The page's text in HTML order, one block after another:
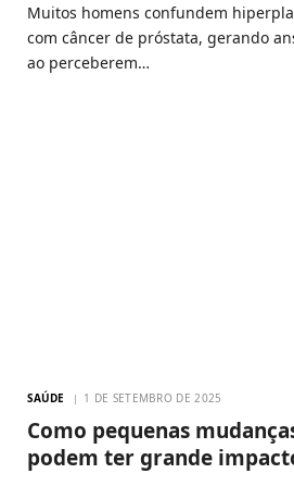
Muitos homens confundem
com câncer de próstata, gerando
ao perceberem…
SAÚDE 1 DE SETEMBRO DE 2025
Como pequenas
podem ter grande